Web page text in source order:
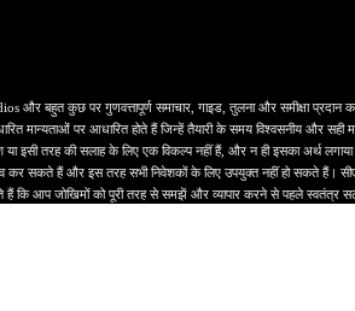
कुछ पर गुणवत्तापूर्ण समाचार, गाइड, तुलना और समीक्षा प्रदान
पर आधारित होते हैं जिन्हें तैयारी के समय विश्वसनीय और सही
इसी तरह की सलाह के लिए एक विकल्प नहीं हैं, और न ही इसका अर्थ
सकते हैं और इस तरह सभी निवेशकों के लिए उपयुक्त नहीं हो सकते हैं।
कि आप जोखिमों को पूरी तरह से समझें और व्यापार करने से पहले स्वतंत्र